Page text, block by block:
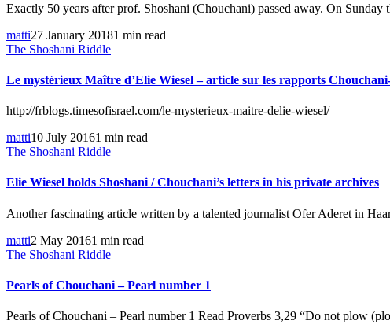
Exactly 50 years after prof. Shoshani (Chouchani) passed away. On
matti27 January 20181 min read
The Shoshani Riddle
Le mystérieux Maître d’Elie Wiesel – article sur les rapports
http://frblogs.timesofisrael.com/le-mysterieux-maitre-delie-wiesel/
matti10 July 20161 min read
The Shoshani Riddle
Elie Wiesel holds Shoshani / Chouchani’s letters in his private archives
Another fascinating article written by a talented journalist Ofer Aderet in
matti2 May 20161 min read
The Shoshani Riddle
Pearls of Chouchani – Pearl number 1
Pearls of Chouchani – Pearl number 1 Read Proverbs 3,29 “Do not plow